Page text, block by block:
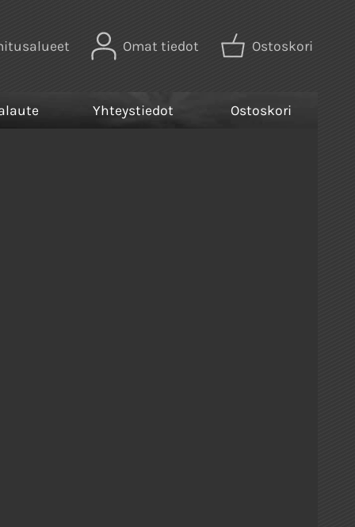
Omat tiedot Ostoskori
Yhteystiedot Ostoskori